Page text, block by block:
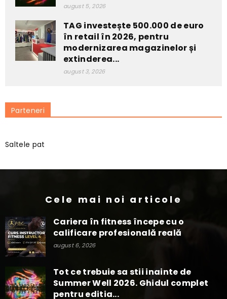
august 5, 2026
TAG investește 500.000 de euro
în retail în 2026, pentru
modernizarea magazinelor și
extinderea...
august 3, 2026
Parteneri
Saltele pat
Cele mai noi articole
Cariera în fitness începe cu o
calificare profesională reală
august 6, 2026
Tot ce trebuie sa stii inainte de
Summer Well 2026. Ghidul complet
pentru editia...